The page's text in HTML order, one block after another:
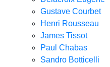
Gustave Courbet
Henri Rousseau
James Tissot
Paul Chabas
Sandro Botticelli